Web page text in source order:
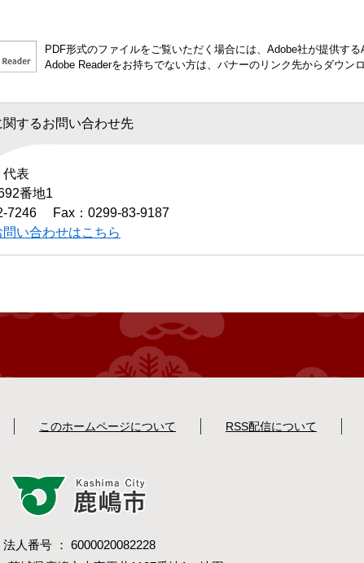
PDF形式のファイルをご覧いただく場合には、Adobe社が提供する
Adobe Readerをお持ちでない方は、バナーのリンク先からダウン
関するお問い合わせ先
代表
番地1
7246
Fax：0299-83-9187
問い合わせはこちら
このホームページについて RSS配信について
法人番号 ： 6000020082228